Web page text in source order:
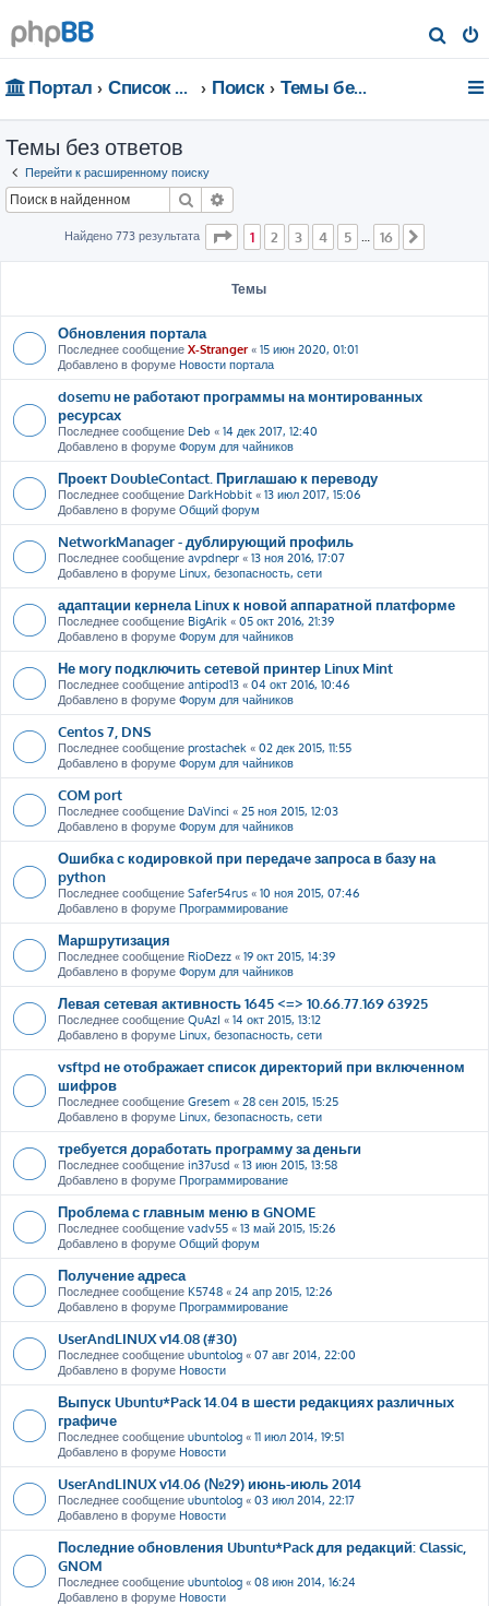
о
Портал Список форумов Поиск Темы без ответов
Темы без ответов
Перейти к расширенному поиску
Поиск
Найдено 773 результата Страница из 16
1 2 3 4 5 16
Темы
Обновления портала
Последнее сообщение X-Stranger« 15 июн 2020, 01:01
Добавлено в форуме Новости портала
dosemu не работают программы на монтированных
ресурсах
Последнее сообщение Deb « 14 дек 2017, 12:40
Добавлено в форуме Форум для чайников
Проект DoubleContact. Приглашаю к переводу
Последнее сообщение DarkHobbit « 13 июл 2017, 15:06
Добавлено в форуме Общий форум
NetworkManager - дублирующий профиль
Последнее сообщение avpdnepr « 13 ноя 2016, 17:07
Добавлено в форуме Linux, безопасность, сети
адаптации кернела Linux к новой аппаратной платформе
Последнее сообщение BigArik « 05 окт 2016, 21:39
Добавлено в форуме Форум для чайников
Не могу подключить сетевой принтер Linux Mint
Последнее сообщение antipod13 « 04 окт 2016, 10:46
Добавлено в форуме Форум для чайников
Centos 7, DNS
Последнее сообщение prostachek « 02 дек 2015, 11:55
Добавлено в форуме Форум для чайников
COM port
Последнее сообщение DaVinci « 25 ноя 2015, 12:03
Добавлено в форуме Форум для чайников
Ошибка с кодировкой при передаче запроса в базу на
python
Последнее сообщение Safer54rus « 10 ноя 2015, 07:46
Добавлено в форуме Программирование
Маршрутизация
Последнее сообщение RioDezz « 19 окт 2015, 14:39
Добавлено в форуме Форум для чайников
Левая сетевая активность 1645 <=> 10.66.77.169 63925
Последнее сообщение QuAzI « 14 окт 2015, 13:12
Добавлено в форуме Linux, безопасность, сети
vsftpd не отображает список директорий при включенном
шифров
Последнее сообщение Gresem « 28 сен 2015, 15:25
Добавлено в форуме Linux, безопасность, сети
требуется доработать программу за деньги
Последнее сообщение in37usd « 13 июн 2015, 13:58
Добавлено в форуме Программирование
Проблема с главным меню в GNOME
Последнее сообщение vadv55 « 13 май 2015, 15:26
Добавлено в форуме Общий форум
Получение адреса
Последнее сообщение K5748 « 24 апр 2015, 12:26
Добавлено в форуме Программирование
UserAndLINUX v14.08 (#30)
Последнее сообщение ubuntolog « 07 авг 2014, 22:00
Добавлено в форуме Новости
Выпуск Ubuntu*Pack 14.04 в шести редакциях различных
графиче
Последнее сообщение ubuntolog « 11 июл 2014, 19:51
Добавлено в форуме Новости
UserAndLINUX v14.06 (№29) июнь-июль 2014
Последнее сообщение ubuntolog « 03 июл 2014, 22:17
Добавлено в форуме Новости
Последние обновления Ubuntu*Pack для редакций: Classic,
GNOM
Последнее сообщение ubuntolog « 08 июн 2014, 16:24
Добавлено в форуме Новости